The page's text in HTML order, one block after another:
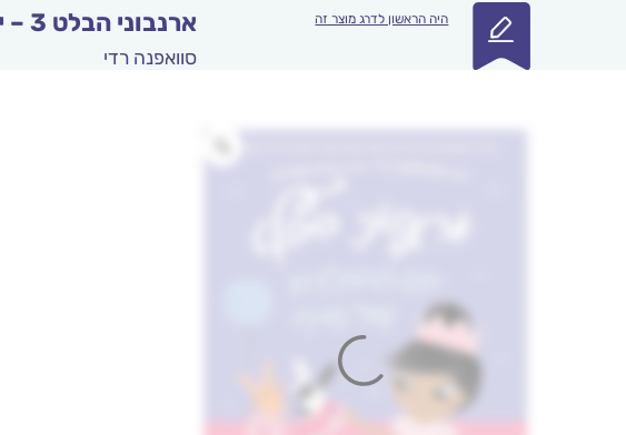
היה הראשון לדרג מוצר זה ארנבוני הבלט 3 – יום ההולדת של מילי
סוואפנה רדי